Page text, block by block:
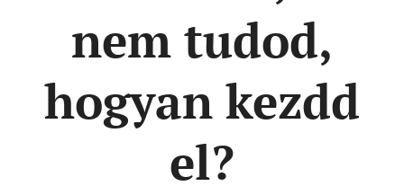
nem tudod,
hogyan kezdd
el?